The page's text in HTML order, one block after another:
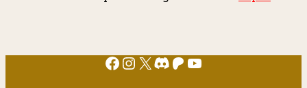
Facebook
Instagram
X Discord
Patreon
YouTube